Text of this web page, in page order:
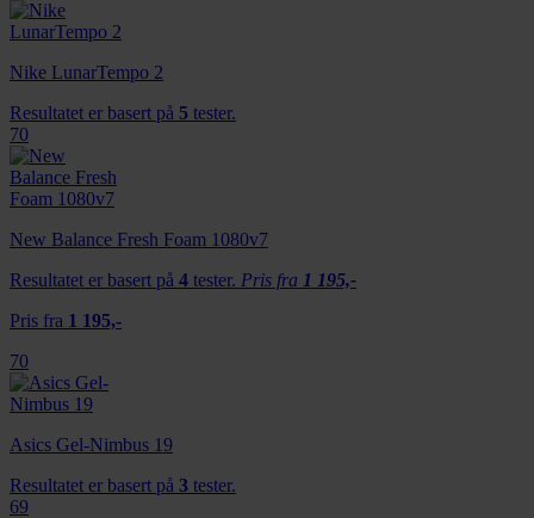
Nike LunarTempo 2
Resultatet er basert på 5 tester.
70
New Balance Fresh Foam 1080v7
Resultatet er basert på 4 tester. Pris fra 1 195,-
Pris fra 1 195,-
70
Asics Gel-Nimbus 19
Resultatet er basert på 3 tester.
69